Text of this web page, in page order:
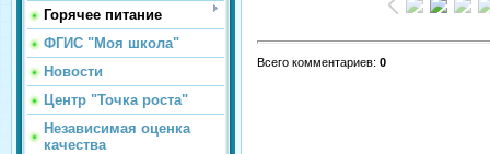
Горячее питание
ФГИС "Моя школа"
Новости
Центр "Точка роста"
Независимая оценка
качества
Всего комментариев: 0